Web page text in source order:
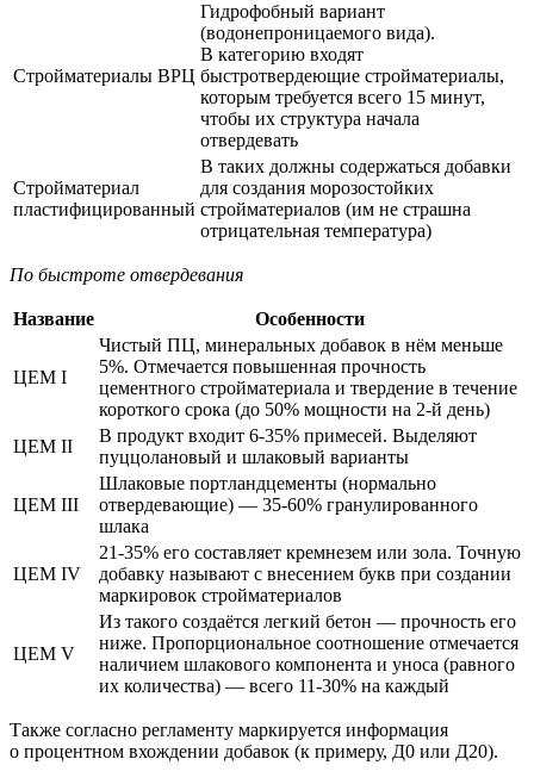
Стройматериалы ВРЦ
Гидрофобный вариант
(водонепроницаемого вида).
В категорию входят
быстротвердеющие стройматериалы,
которым требуется всего 15 минут,
чтобы их структура начала
отвердевать
Стройматериал
пластифицированный
В таких должны содержаться добавки
для создания морозостойких
стройматериалов (им не страшна
отрицательная температура)
По быстроте отвердевания
Название Особенности
ЦЕМ I
Чистый ПЦ, минеральных добавок в нём меньше
5%. Отмечается повышенная прочность
цементного стройматериала и твердение в течение
короткого срока (до 50% мощности на 2-й день)
ЦЕМ II
В продукт входит 6-35% примесей. Выделяют
пуццолановый и шлаковый варианты
ЦЕМ III
Шлаковые портландцементы (нормально
отвердевающие) — 35-60% гранулированного
шлака
ЦЕМ IV
21-35% его составляет кремнезем или зола. Точную
добавку называют с внесением букв при создании
маркировок стройматериалов
ЦЕМ V
Из такого создаётся легкий бетон — прочность его
ниже. Пропорциональное соотношение отмечается
наличием шлакового компонента и уноса (равного
их количества) — всего 11-30% на каждый
Также согласно регламенту маркируется информация
о процентном вхождении добавок (к примеру, Д0 или Д20).